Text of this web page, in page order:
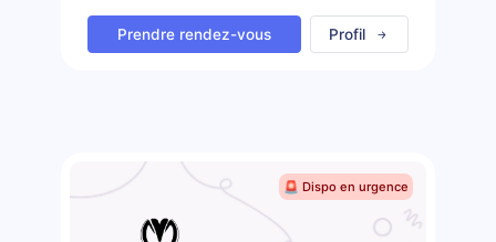
Prendre rendez-vous Profil
🚨 Dispo en urgence